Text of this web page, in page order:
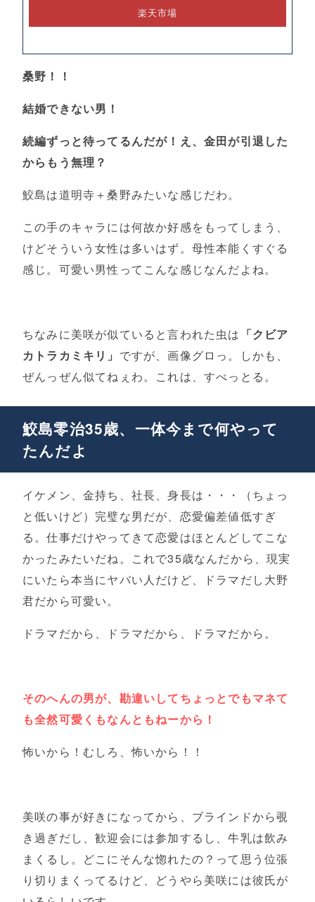
楽天市場
桑野！！
結婚できない男！
続編ずっと待ってるんだが！え、金田が引退した
からもう無理？
鮫島は道明寺＋桑野みたいな感じだわ。
この手のキャラには何故か好感をもってしまう、
けどそういう女性は多いはず。母性本能くすぐる
感じ。可愛い男性ってこんな感じなんだよね。
ちなみに美咲が似ていると言われた虫は 「クビア
カトラカミキリ」 ですが、画像グロっ。しかも、
ぜんっぜん似てねぇわ。これは、すべっとる。
鮫島零治35歳、一体今まで何やって
たんだよ
イケメン、金持ち、社長、身長は・・・（ちょっ
と低いけど）完璧な男だが、恋愛偏差値低すぎ
る。仕事だけやってきて恋愛はほとんどしてこな
かったみたいだね。これで35歳なんだから、現実
にいたら本当にヤバい人だけど、ドラマだし大野
君だから可愛い。
ドラマだから、ドラマだから、ドラマだから。
そのへんの男が、勘違いしてちょっとでもマネて
も全然可愛くもなんともねーから！
怖いから！むしろ、怖いから！！
美咲の事が好きになってから、ブラインドから覗
き過ぎだし、歓迎会には参加するし、牛乳は飲み
まくるし。どこにそんな惚れたの？って思う位張
り切りまくってるけど、どうやら美咲には彼氏が